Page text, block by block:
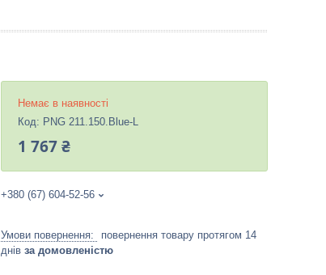
Немає в наявності
Код: PNG 211.150.Blue-L
1 767 ₴
+380 (67) 604-52-56
повернення товару протягом 14
днів за домовленістю